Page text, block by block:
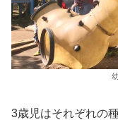
3歳児はそれぞれの